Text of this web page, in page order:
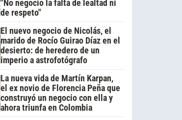
"No negocio la falta de lealtad ni
de respeto"
El nuevo negocio de Nicolás, el
marido de Rocío Guirao Díaz en el
desierto: de heredero de un
imperio a astrofotógrafo
La nueva vida de Martín Karpan,
el ex novio de Florencia Peña que
construyó un negocio con ella y
ahora triunfa en Colombia